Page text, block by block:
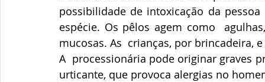
possibilidade de intoxicação da
espécie. Os pêlos agem como
mucosas. As  crianças, por brincadeira,
A  processionária pode originar graves
urticante, que provoca alergias no